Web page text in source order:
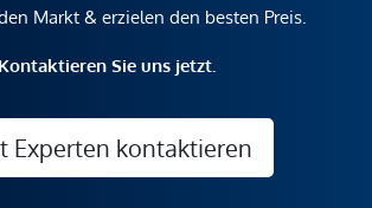
Markt & erzielen den besten Preis.
Kontaktieren Sie uns jetzt.
Experten kontaktieren